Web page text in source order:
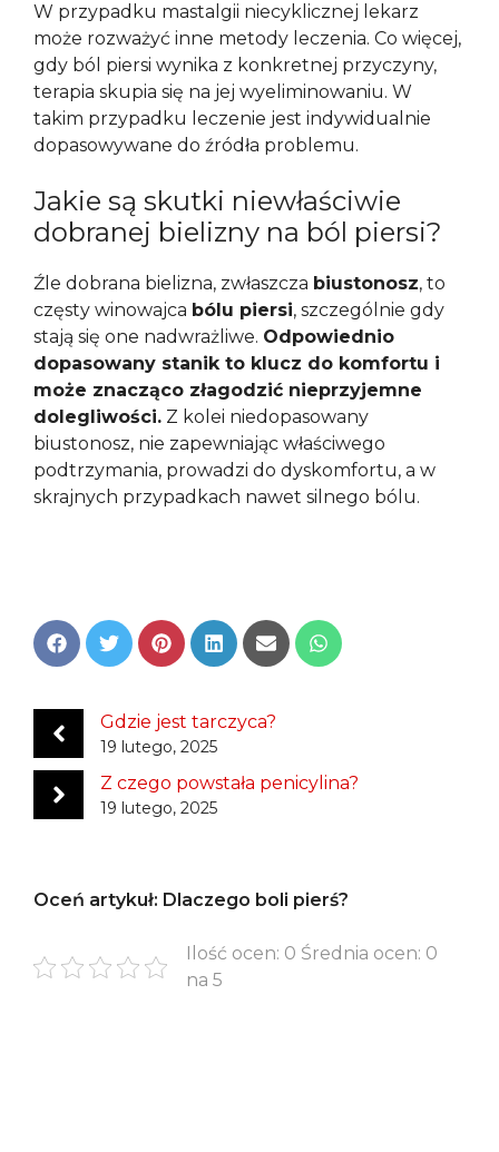
W przypadku mastalgii niecyklicznej lekarz
może rozważyć inne metody leczenia. Co więcej,
gdy ból piersi wynika z konkretnej przyczyny,
terapia skupia się na jej wyeliminowaniu. W
takim przypadku leczenie jest indywidualnie
dopasowywane do źródła problemu.
Jakie są skutki niewłaściwie
dobranej bielizny na ból piersi?
Źle dobrana bielizna, zwłaszcza biustonosz, to
częsty winowajca bólu piersi, szczególnie gdy
stają się one nadwrażliwe. Odpowiednio
dopasowany stanik to klucz do komfortu i
może znacząco złagodzić nieprzyjemne
dolegliwości. Z kolei niedopasowany
biustonosz, nie zapewniając właściwego
podtrzymania, prowadzi do dyskomfortu, a w
skrajnych przypadkach nawet silnego bólu.
Share
on
Share
on
Share
on
Share
on
Share
on
Share
on
Gdzie jest tarczyca?
19 lutego, 2025
Z czego powstała penicylina?
19 lutego, 2025
Oceń artykuł: Dlaczego boli pierś?
Ilość ocen: 0 Średnia ocen: 0
na 5